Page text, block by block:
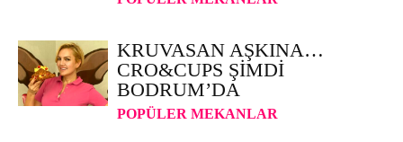
KRUVASAN AŞKINA…
CRO&CUPS ŞIMDI
BODRUM’DA
POPÜLER MEKANLAR